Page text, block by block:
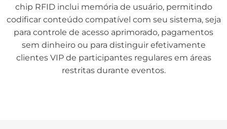
chip RFID inclui memória de usuário, permitindo
codificar conteúdo compatível com seu sistema, seja
para controle de acesso aprimorado, pagamentos
sem dinheiro ou para distinguir efetivamente
clientes VIP de participantes regulares em áreas
restritas durante eventos.